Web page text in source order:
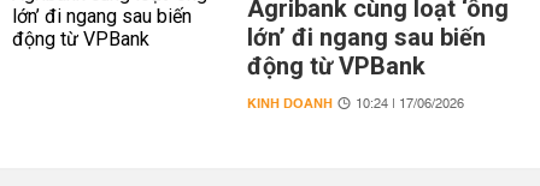
Agribank cùng loạt ‘ông
lớn’ đi ngang sau biến
động từ VPBank
KINH DOANH 10:24 | 17/06/2026